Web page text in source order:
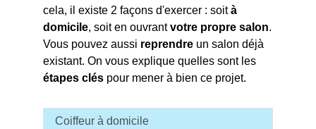
cela, il existe 2 façons d'exercer : soità
domicile, soit en ouvrantvotre propre salon.
Vous pouvez aussi reprendre un salon déjà
existant. On vous explique quelles sont les
étapes clés pour mener à bien ce projet.
Coiffeur à domicile